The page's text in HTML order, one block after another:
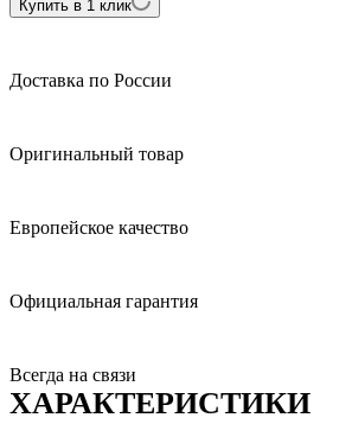
Купить в 1 клик
Доставка по России
Оригинальный товар
Европейское качество
Официальная гарантия
Всегда на связи
ХАРАКТЕРИСТИКИ